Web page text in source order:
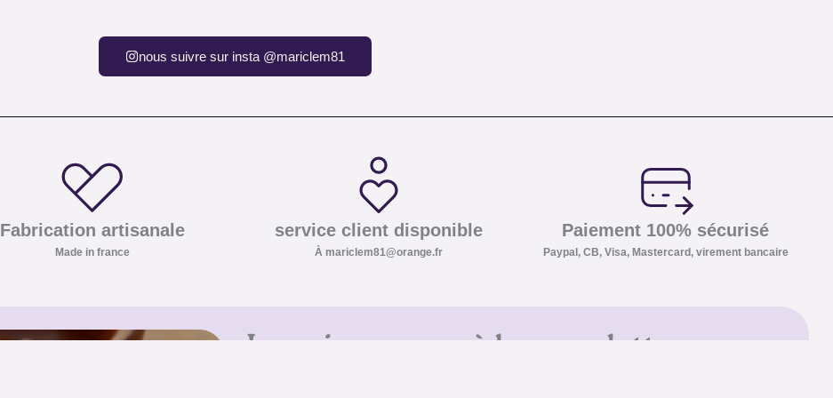
nous suivre sur insta @mariclem81
Fabrication artisanale
Made in france
service client disponible
À mariclem81@orange.fr
Paiement 100% sécurisé
Paypal, CB, Visa, Mastercard, virement bancaire
Inscrivez-vous à la newsletter